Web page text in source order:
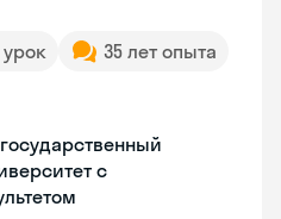
урок
35 лет опыта
с